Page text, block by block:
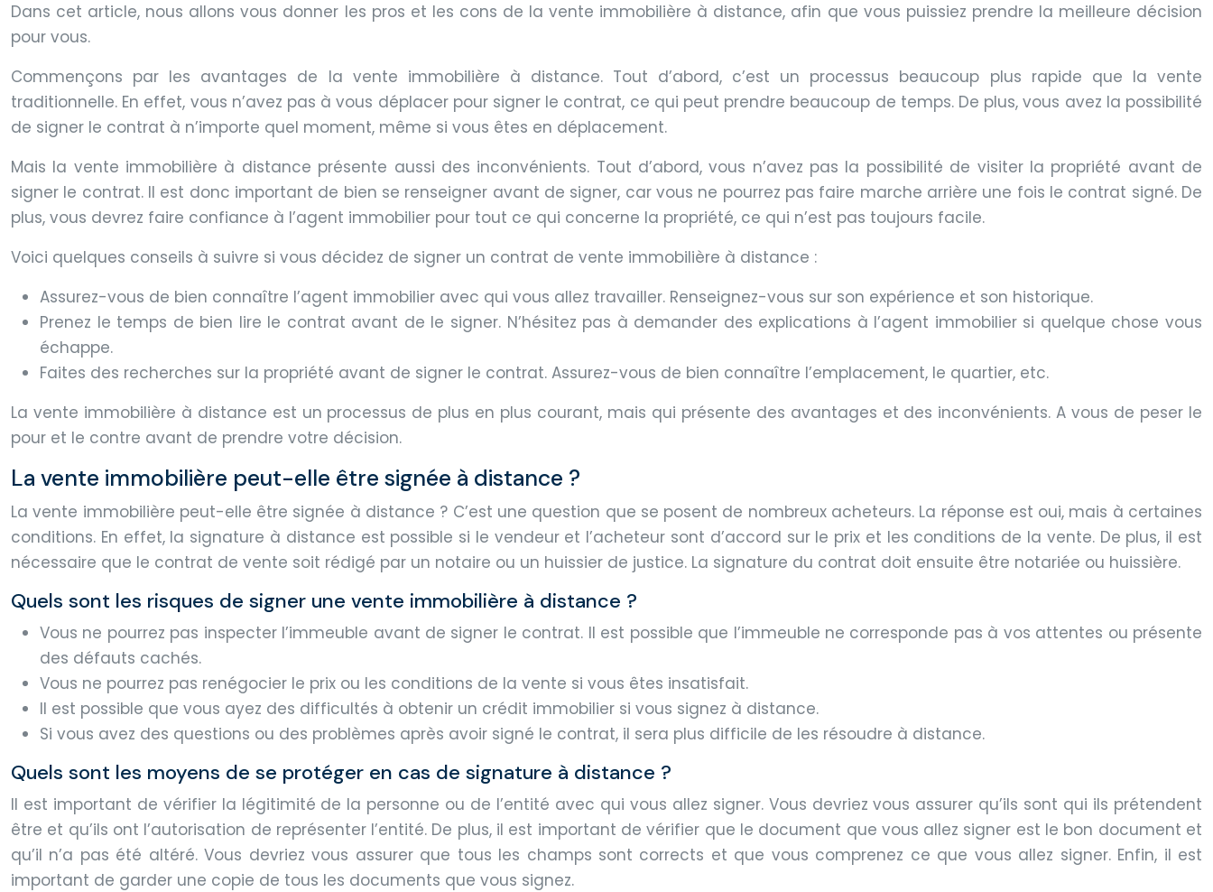
Dans cet article, nous allons vous donner les pros et les cons de la vente immobilière à distance, afin que vous puissiez prendre la meilleure décision
pour vous.
Commençons par les avantages de la vente immobilière à distance. Tout d’abord, c’est un processus beaucoup plus rapide que la vente
traditionnelle. En effet, vous n’avez pas à vous déplacer pour signer le contrat, ce qui peut prendre beaucoup de temps. De plus, vous avez la possibilité
de signer le contrat à n’importe quel moment, même si vous êtes en déplacement.
Mais la vente immobilière à distance présente aussi des inconvénients. Tout d’abord, vous n’avez pas la possibilité de visiter la propriété avant de
signer le contrat. Il est donc important de bien se renseigner avant de signer, car vous ne pourrez pas faire marche arrière une fois le contrat signé. De
plus, vous devrez faire confiance à l’agent immobilier pour tout ce qui concerne la propriété, ce qui n’est pas toujours facile.
Voici quelques conseils à suivre si vous décidez de signer un contrat de vente immobilière à distance :
Assurez-vous de bien connaître l’agent immobilier avec qui vous allez travailler. Renseignez-vous sur son expérience et son historique.
Prenez le temps de bien lire le contrat avant de le signer. N’hésitez pas à demander des explications à l’agent immobilier si quelque chose vous
échappe.
Faites des recherches sur la propriété avant de signer le contrat. Assurez-vous de bien connaître l’emplacement, le quartier, etc.
La vente immobilière à distance est un processus de plus en plus courant, mais qui présente des avantages et des inconvénients. A vous de peser le
pour et le contre avant de prendre votre décision.
La vente immobilière peut-elle être signée à distance ?
La vente immobilière peut-elle être signée à distance ? C’est une question que se posent de nombreux acheteurs. La réponse est oui, mais à certaines
conditions. En effet, la signature à distance est possible si le vendeur et l’acheteur sont d’accord sur le prix et les conditions de la vente. De plus, il est
nécessaire que le contrat de vente soit rédigé par un notaire ou un huissier de justice. La signature du contrat doit ensuite être notariée ou huissière.
Quels sont les risques de signer une vente immobilière à distance ?
Vous ne pourrez pas inspecter l’immeuble avant de signer le contrat. Il est possible que l’immeuble ne corresponde pas à vos attentes ou présente
des défauts cachés.
Vous ne pourrez pas renégocier le prix ou les conditions de la vente si vous êtes insatisfait.
Il est possible que vous ayez des difficultés à obtenir un crédit immobilier si vous signez à distance.
Si vous avez des questions ou des problèmes après avoir signé le contrat, il sera plus difficile de les résoudre à distance.
Quels sont les moyens de se protéger en cas de signature à distance ?
Il est important de vérifier la légitimité de la personne ou de l’entité avec qui vous allez signer. Vous devriez vous assurer qu’ils sont qui ils prétendent
être et qu’ils ont l’autorisation de représenter l’entité. De plus, il est important de vérifier que le document que vous allez signer est le bon document et
qu’il n’a pas été altéré. Vous devriez vous assurer que tous les champs sont corrects et que vous comprenez ce que vous allez signer. Enfin, il est
important de garder une copie de tous les documents que vous signez.